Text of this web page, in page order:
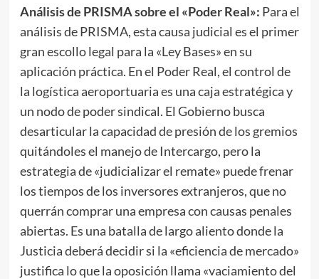
Análisis de PRISMA sobre el «Poder Real»: Para el
análisis de PRISMA, esta causa judicial es el primer
gran escollo legal para la «Ley Bases» en su
aplicación práctica. En el Poder Real, el control de
la logística aeroportuaria es una caja estratégica y
un nodo de poder sindical. El Gobierno busca
desarticular la capacidad de presión de los gremios
quitándoles el manejo de Intercargo, pero la
estrategia de «judicializar el remate» puede frenar
los tiempos de los inversores extranjeros, que no
querrán comprar una empresa con causas penales
abiertas. Es una batalla de largo aliento donde la
Justicia deberá decidir si la «eficiencia de mercado»
justifica lo que la oposición llama «vaciamiento del